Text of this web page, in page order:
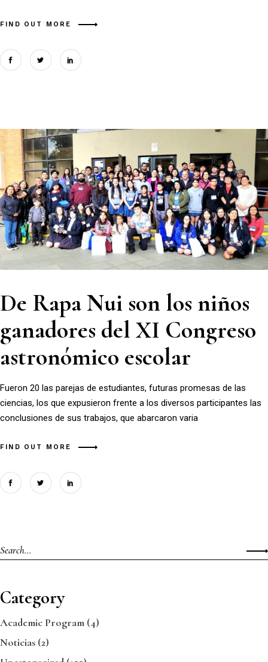
FIND OUT MORE
De Rapa Nui son los niños
ganadores del XI Congreso
astronómico escolar
Fueron 20 las parejas de estudiantes, futuras promesas de las
ciencias, los que expusieron frente a los diversos participantes las
conclusiones de sus trabajos, que abarcaron varia
FIND OUT MORE
Category
Academic Program (4)
Noticias (2)